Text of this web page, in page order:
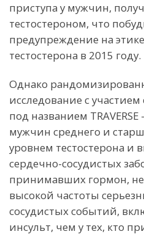
приступа у мужчин,
тестостероном, что
предупреждение на
тестостерона в 2015 году.
Однако
исследование с
под названием
мужчин среднего и
уровнем тестостерона и
сердечно-сосудистых
принимавших гормон, не
высокой частоты
сосудистых событий,
инсульт, чем у тех, кто